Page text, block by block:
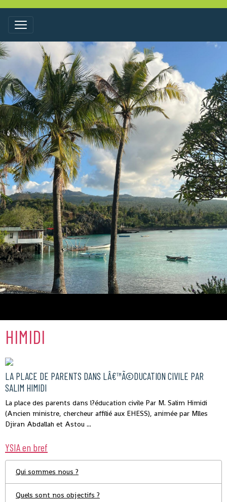
HIMIDI
LA PLACE DE PARENTS DANS LÂ€™Ã©DUCATION CIVILE PAR
SALIM HIMIDI
La place des parents dans l?éducation civile Par M. Salim Himidi
(Ancien ministre, chercheur affilié aux EHESS), animée par Mlles
Djiran Abdallah et Astou ...
YSIA en bref
Qui sommes nous ?
Quels sont nos objectifs ?